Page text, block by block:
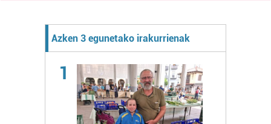
Azken 3 egunetako irakurrienak
1